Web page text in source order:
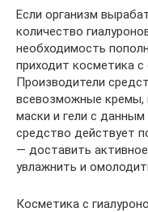
Если организм
количество
необходимость
приходит косметика
Производители
всевозможные кремы,
маски и гели с
средство действует
— доставить
увлажнить и
Косметика с